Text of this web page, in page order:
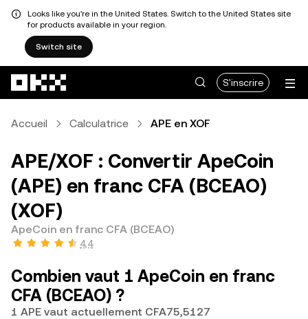
Looks like you're in the United States. Switch to the United States site
for products available in your region.
Switch site
S'inscrire
Accueil Calculatrice APE en XOF
APE/XOF : Convertir ApeCoin
(APE) en franc CFA (BCEAO)
(XOF)
ApeCoin en franc CFA (BCEAO)
4,4
Combien vaut 1 ApeCoin en franc
CFA (BCEAO) ?
1 APE vaut actuellement CFA75,5127